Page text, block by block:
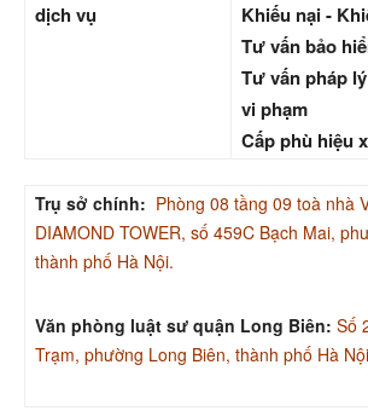
dịch vụ
Khiếu nại -
Tư vấn bảo
Tư vấn pháp
vi phạm
Cấp phù hiệu
Trụ sở chính: Phòng 08 tầng 09 toà nhà
DIAMOND TOWER, số 459C Bạch Mai,
thành phố Hà Nội.
Văn phòng luật sư quận Long Biên: Số
Trạm, phường Long Biên, thành phố Hà Nội